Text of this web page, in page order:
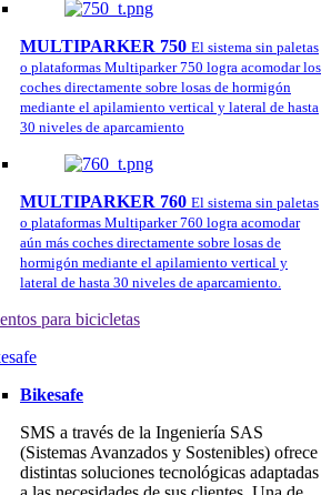
MULTIPARKER 750 El sistema sin paletas
o plataformas Multiparker 750 logra acomodar los
coches directamente sobre losas de hormigón
mediante el apilamiento vertical y lateral de hasta
30 niveles de aparcamiento
MULTIPARKER 760 El sistema sin paletas
o plataformas Multiparker 760 logra acomodar
aún más coches directamente sobre losas de
hormigón mediante el apilamiento vertical y
lateral de hasta 30 niveles de aparcamiento.
para bicicletas
Bikesafe
SMS a través de la Ingeniería SAS
(Sistemas Avanzados y Sostenibles) ofrece
distintas soluciones tecnológicas adaptadas